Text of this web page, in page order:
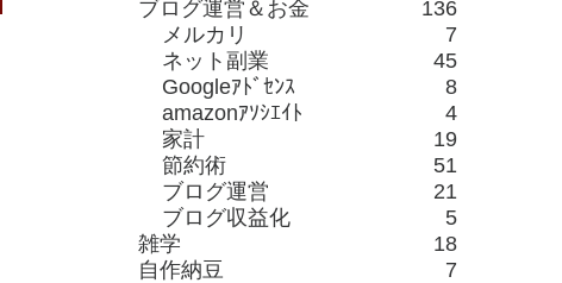
ブログ運営＆お金
136
メルカリ
7
ネット副業
45
Googleｱﾄﾞｾﾝｽ
8
amazonｱｿｼｴｲﾄ
4
家計
19
節約術
51
ブログ運営
21
ブログ収益化
5
雑学
18
自作納豆
7